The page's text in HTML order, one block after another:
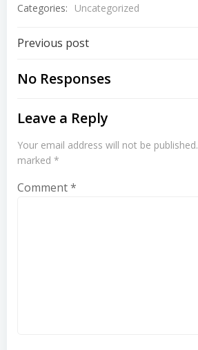
Categories: Uncategorized
Post
navigation
Previous post
No Responses
Leave a Reply
Your email address will not be published.
marked *
Comment*